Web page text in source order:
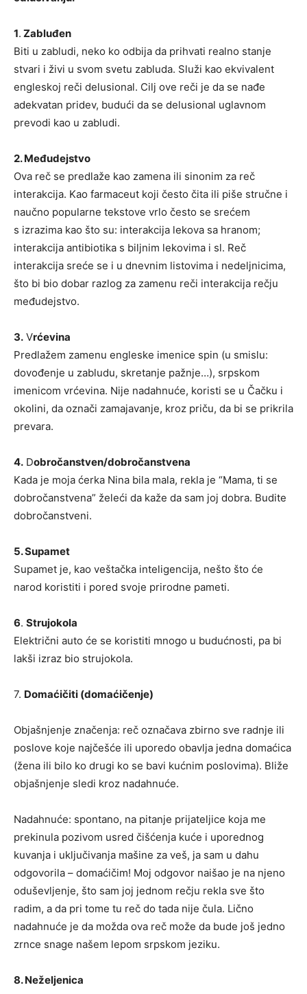
1. Zabluđen
Biti u zabludi, neko ko odbija da prihvati realno stanje
stvari i živi u svom svetu zabluda. Služi kao ekvivalent
engleskoj reči delusional. Cilj ove reči je da se nađe
adekvatan pridev, budući da se delusional uglavnom
prevodi kao u zabludi.
2. Međudejstvo
Ova reč se predlaže kao zamena ili sinonim za reč
interakcija. Kao farmaceut koji često čita ili piše stručne i
naučno popularne tekstove vrlo često se srećem
s izrazima kao što su: interakcija lekova sa hranom;
interakcija antibiotika s biljnim lekovima i sl. Reč
interakcija sreće se i u dnevnim listovima i nedeljnicima,
što bi bio dobar razlog za zamenu reči interakcija rečju
međudejstvo.
3. Vrćevina
Predlažem zamenu engleske imenice spin (u smislu:
dovođenje u zabludu, skretanje pažnje…), srpskom
imenicom vrćevina. Nije nadahnuće, koristi se u Čačku i
okolini, da označi zamajavanje, kroz priču, da bi se prikrila
prevara.
4. Dobročanstven/dobročanstvena
Kada je moja ćerka Nina bila mala, rekla je “Mama, ti se
dobročanstvena” želeći da kaže da sam joj dobra. Budite
dobročanstveni.
5. Supamet
Supamet je, kao veštačka inteligencija, nešto što će
narod koristiti i pored svoje prirodne pameti.
6. Strujokola
Električni auto će se koristiti mnogo u budućnosti, pa bi
lakši izraz bio strujokola.
7. Domaćičiti (domaćičenje)
Objašnjenje značenja: reč označava zbirno sve radnje ili
poslove koje najčešće ili uporedo obavlja jedna domaćica
(žena ili bilo ko drugi ko se bavi kućnim poslovima). Bliže
objašnjenje sledi kroz nadahnuće.
Nadahnuće: spontano, na pitanje prijateljice koja me
prekinula pozivom usred čišćenja kuće i uporednog
kuvanja i uključivanja mašine za veš, ja sam u dahu
odgovorila – domaćičim! Moj odgovor naišao je na njeno
oduševljenje, što sam joj jednom rečju rekla sve što
radim, a da pri tome tu reč do tada nije čula. Lično
nadahnuće je da možda ova reč može da bude još jedno
zrnce snage našem lepom srpskom jeziku.
8. Neželjenica